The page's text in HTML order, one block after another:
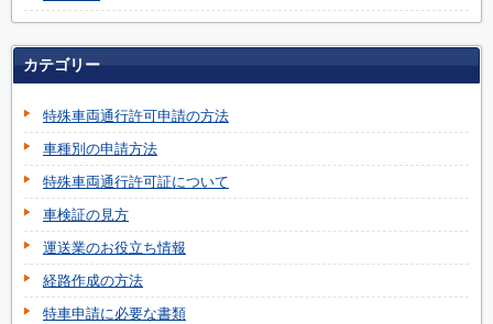
カテゴリー
特殊車両通行許可申請の方法
車種別の申請方法
特殊車両通行許可証について
車検証の見方
運送業のお役立ち情報
経路作成の方法
特車申請に必要な書類